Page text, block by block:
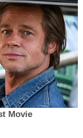
Movie